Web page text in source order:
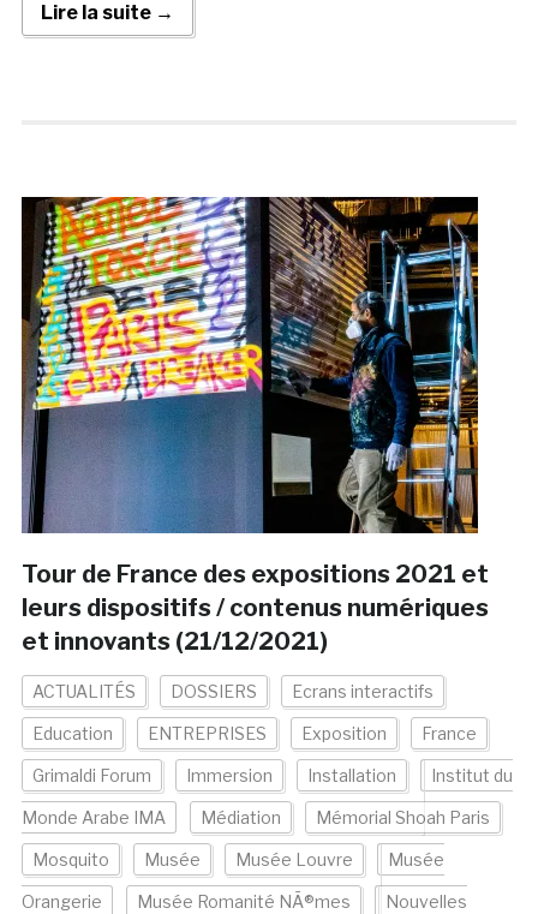
Lire la suite →
Tour de France des expositions 2021 et
leurs dispositifs / contenus numériques
et innovants (21/12/2021)
ACTUALITÉS DOSSIERS Ecrans interactifs
Education ENTREPRISES Exposition France
Grimaldi Forum Immersion Installation Institut du
Monde Arabe IMA Médiation Mémorial Shoah Paris
Mosquito Musée Musée Louvre Musée
Orangerie Musée Romanité NÃ®mes Nouvelles